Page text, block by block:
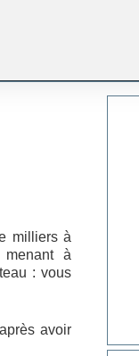
milliers à
à
: vous
avoir